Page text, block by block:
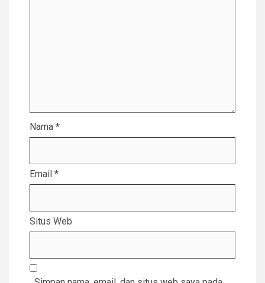
Nama *
Email *
Situs Web